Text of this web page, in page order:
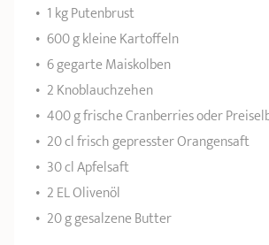
1 kg Putenbrust
600 g kleine Kartoffeln
6 gegarte Maiskolben
2 Knoblauchzehen
400 g frische Cranberries oder
20 cl frisch gepresster Orangensaft
30 cl Apfelsaft
2 EL Olivenöl
20 g gesalzene Butter